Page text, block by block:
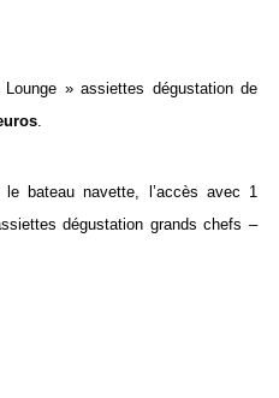
» assiettes dégustation de
bateau navette, l’accès avec 1
dégustation grands chefs –